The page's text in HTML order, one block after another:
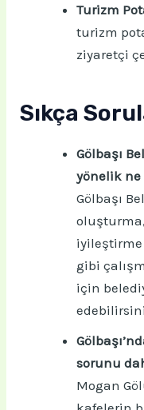
Turizm
turizm
ziyaretçi
Sıkça
Gölbaşı
yönelik ne
Gölbaşı
iyileştirme
gibi
için
sorunu
Mogan